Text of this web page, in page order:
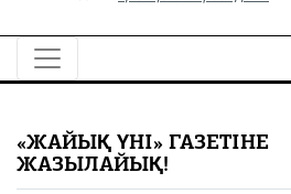
Жалын
PDF
«Жайық үні» — 33 жыл
Каталог
«ЖАЙЫҚ ҮНІ» ГАЗЕТІНЕ
ЖАЗЫЛАЙЫҚ!